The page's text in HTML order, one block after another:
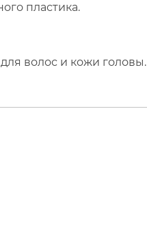
пластика.
волос и кожи головы.